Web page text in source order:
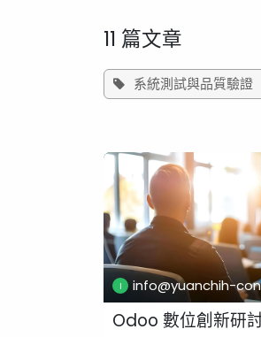
11 篇文章
系統測試與品質驗證
info@yuanchih-
Odoo 數位創新研